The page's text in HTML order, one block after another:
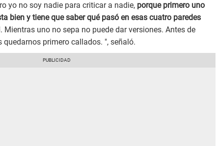
yo no soy nadie para criticar a nadie, porque primero uno
bien y tiene que saber qué pasó en esas cuatro paredes
Mientras uno no sepa no puede dar versiones. Antes de
quedarnos primero callados. ", señaló.